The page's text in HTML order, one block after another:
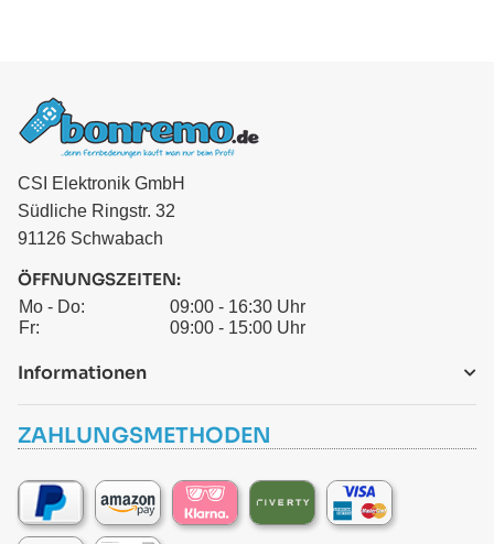
CSI Elektronik GmbH
Südliche Ringstr. 32
91126 Schwabach
ÖFFNUNGSZEITEN:
Mo - Do:
09:00 - 16:30 Uhr
Fr:
09:00 - 15:00 Uhr
Informationen
ZAHLUNGSMETHODEN